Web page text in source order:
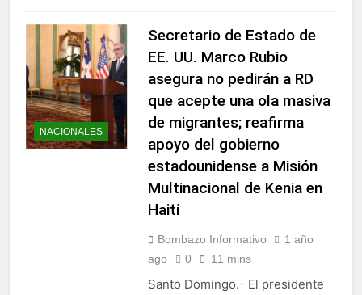
NACIONALES
Secretario de Estado de
EE. UU. Marco Rubio
asegura no pedirán a RD
que acepte una ola masiva
de migrantes; reafirma
apoyo del gobierno
estadounidense a Misión
Multinacional de Kenia en
Haití
Bombazo Informativo
1 año
ago
0 11 mins
Santo Domingo.- El presidente